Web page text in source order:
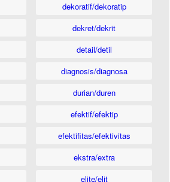
dekoratif/dekoratip
dekret/dekrit
detail/detil
diagnosis/diagnosa
durian/duren
efektif/efektip
efektifitas/efektivitas
ekstra/extra
elite/elit